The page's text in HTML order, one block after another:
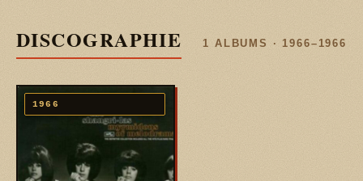
DISCOGRAPHIE 1 ALBUMS · 1966–1966
1966